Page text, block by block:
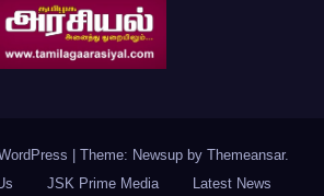
| Theme: Newsup by Themeansar.
JSK Prime Media Latest News